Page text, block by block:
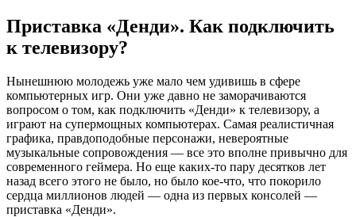
Приставка «Денди». Как подключить
к телевизору?
Нынешнюю молодежь уже мало чем удивишь в сфере
компьютерных игр. Они уже давно не заморачиваются
вопросом о том, как подключить «Денди» к телевизору, а
играют на супермощных компьютерах. Самая реалистичная
графика, правдоподобные персонажи, невероятные
музыкальные сопровождения — все это вполне привычно для
современного геймера. Но еще каких-то пару десятков лет
назад всего этого не было, но было кое-что, что покорило
сердца миллионов людей — одна из первых консолей —
приставка «Денди».